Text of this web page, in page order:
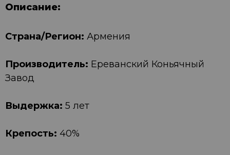
Описание:
Страна/Регион: Армения
Производитель: Ереванский Коньячный
Завод
Выдержка: 5 лет
Крепость: 40%